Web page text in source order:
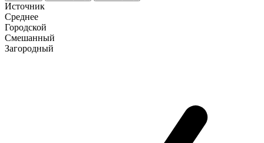
Источник
Среднее
Городской
Смешанный
Загородный